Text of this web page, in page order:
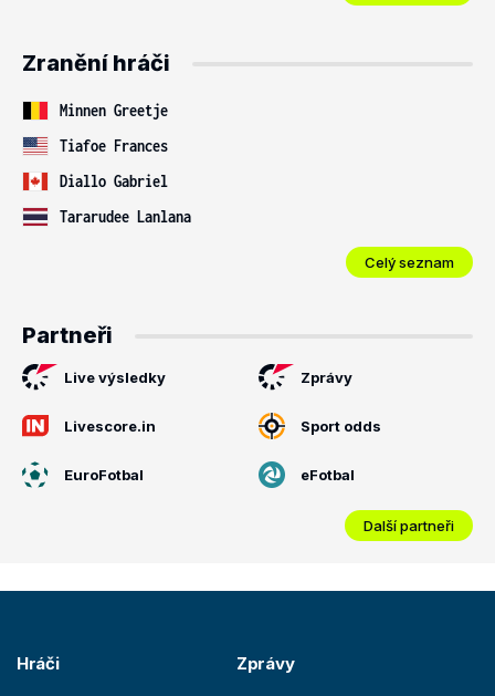
Zranění hráči
Minnen Greetje
Tiafoe Frances
Diallo Gabriel
Tararudee Lanlana
Celý seznam
Partneři
Live výsledky Zprávy
Livescore.in Sport odds
EuroFotbal eFotbal
Další partneři
Hráči Zprávy